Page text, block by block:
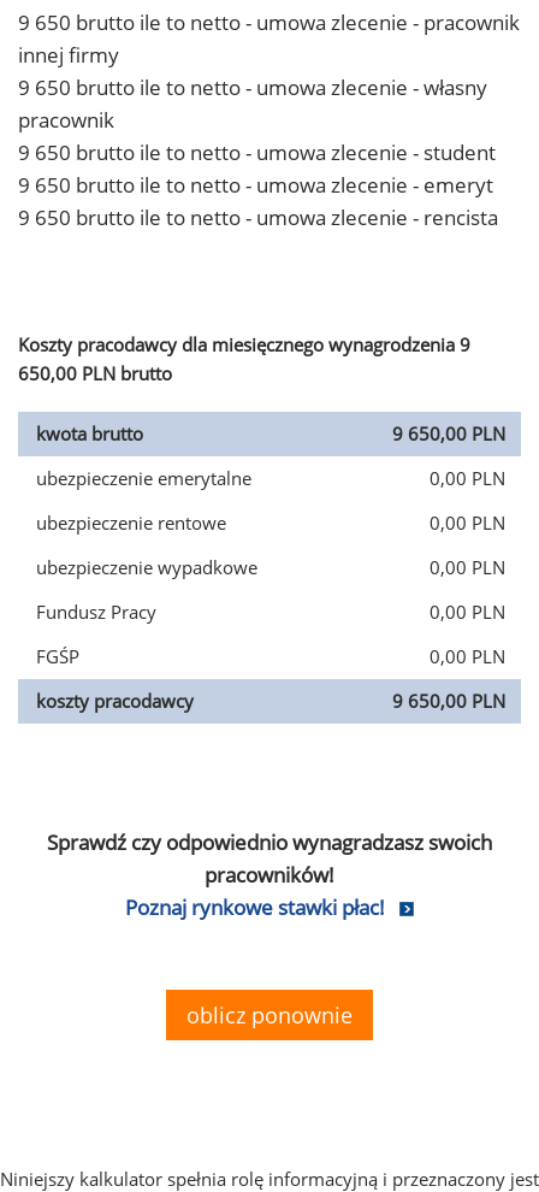
9 650 brutto ile to netto - umowa zlecenie - pracownik
innej firmy
9 650 brutto ile to netto - umowa zlecenie - własny
pracownik
9 650 brutto ile to netto - umowa zlecenie - student
9 650 brutto ile to netto - umowa zlecenie - emeryt
9 650 brutto ile to netto - umowa zlecenie - rencista
Koszty pracodawcy dla miesięcznego wynagrodzenia 9
650,00 PLN brutto
kwota brutto
9 650,00 PLN
ubezpieczenie emerytalne
0,00 PLN
ubezpieczenie rentowe
0,00 PLN
ubezpieczenie wypadkowe
0,00 PLN
Fundusz Pracy
0,00 PLN
FGŚP
0,00 PLN
koszty pracodawcy
9 650,00 PLN
Sprawdź czy odpowiednio wynagradzasz swoich
pracowników!
Poznaj rynkowe stawki płac!
oblicz ponownie
Niniejszy kalkulator spełnia rolę informacyjną i przeznaczony jest